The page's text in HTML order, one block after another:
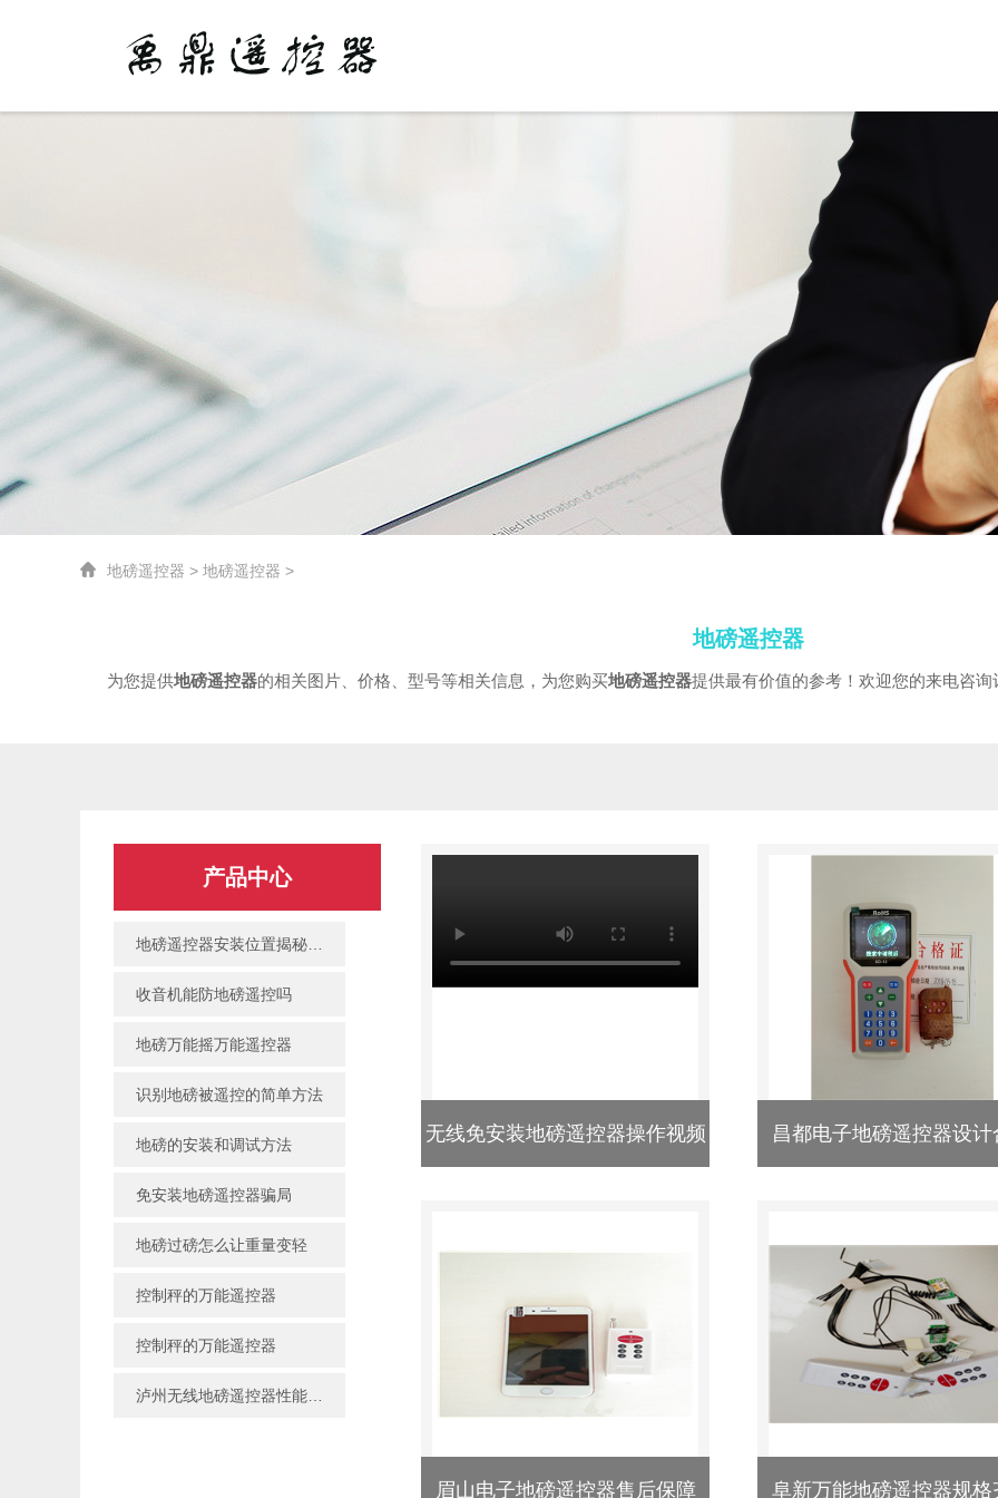
地磅遥控器 > 地磅遥控器 >
地磅遥控器
为您提供地磅遥控器的相关图片、价格、型号等相关信息，为您购买地磅遥控器提供最有价值的参考！欢迎您的来电咨询
产品中心
收音机能防地磅遥控吗
地磅万能摇万能遥控器
识别地磅被遥控的简单方法
地磅的安装和调试方法
免安装地磅遥控器骗局
地磅过磅怎么让重量变轻
控制秤的万能遥控器
控制秤的万能遥控器
无线免安装地磅遥控器操作视频 昌都电子地磅遥控器设计
眉山电子地磅遥控器售后保障 阜新万能地磅遥控器规格